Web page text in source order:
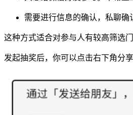
需要进行信息的确认，私聊确
这种方式适合对参与人有较高筛选
发起抽奖后，你可以点击右下角分